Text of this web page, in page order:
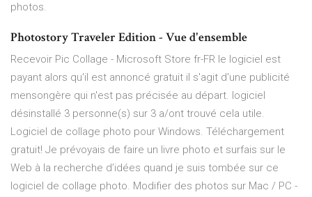
photos.
Photostory Traveler Edition - Vue d'ensemble
Recevoir Pic Collage - Microsoft Store fr-FR le logiciel est
payant alors qu'il est annoncé gratuit il s'agit d'une publicité
mensongère qui n'est pas précisée au départ. logiciel
désinstallé 3 personne(s) sur 3 a/ont trouvé cela utile.
Logiciel de collage photo pour Windows. Téléchargement
gratuit! Je prévoyais de faire un livre photo et surfais sur le
Web à la recherche d’idées quand je suis tombée sur ce
logiciel de collage photo. Modifier des photos sur Mac / PC -